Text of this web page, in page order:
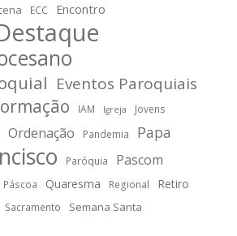
ECC Encontro
Eventos Paroquiais
IAM Igreja Jovens
Ordenação Pandemia Papa
Paróquia
Pascom
Páscoa Quaresma Regional Retiro
Sacramento Semana Santa